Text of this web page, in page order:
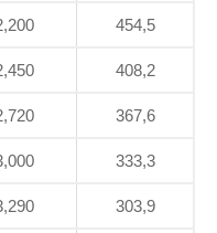
454,5
408,2
367,6
333,3
303,9